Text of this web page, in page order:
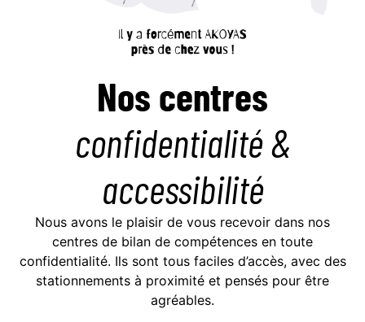
Nos centres
confidentialité &
accessibilité
Nous avons le plaisir de vous recevoir dans nos
centres de bilan de compétences en toute
confidentialité. Ils sont tous faciles d’accès, avec des
stationnements à proximité et pensés pour être
agréables.